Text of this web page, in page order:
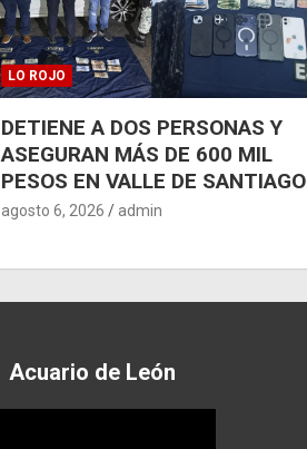
LO ROJO
DETIENE A DOS PERSONAS Y
ASEGURAN MÁS DE 600 MIL
PESOS EN VALLE DE SANTIAGO
agosto 6, 2026 admin
Acuario de León